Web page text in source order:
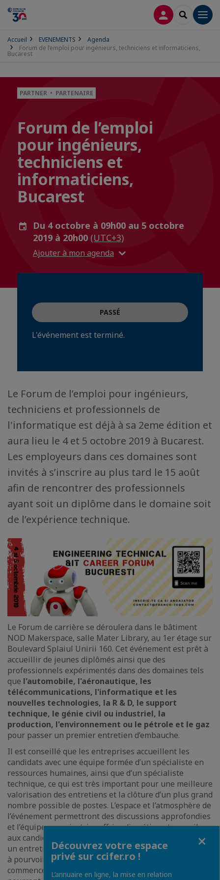
CONNEXION
Accueil EVENEMENTS
Agenda
Forum de l’emploi pour ingénieurs, techniciens et informaticiens,
Bucarest
PARTNER • PARTENAIRE
Forum de l’emploi
pour ingénieurs,
techniciens et
informaticiens,
Bucarest
Du 4 octobre à 09h00 au 5 octobre
2019 à 20h00 (UTC+3)
Ajouter à mon agenda
PASSÉ
L'événement est terminé.
Le Forum de l’emploi pour ingénieurs,
techniciens et professionnels de
l'informatique est déjà à sa 2eme édition et
aura lieu le 4 et 5 octobre 2019 à Bucarest.
Les employeurs dans ces domaines sont
invités à s’inscrire au plus tard le 15 août
afin de rencontrer des professionnels
ayant soit un diplôme dans le domaine soit
de l’expérience technique.
Le Forum de carrière se déroulera dans le bâtiment
NOD Makerspace, salle Mater Library, au 1er étage sur
Boulevard Splaiul Unirii 160. Cet événement est prêt à
accueillir de jeunes diplômés ainsi que des
professionnels expérimentés dans des domaines tels
que l'automobile, l'aéronautique, les
télécommunications, l'informatique et les
nouvelles technologies, la R & D, le support
technique, le génie civil ou industriel, la
production, l'environnement ou le pétrole et le gaz
pour passer un premier entretien d’embauche.
Il est conseillé que les entreprises accueillent les
candidats avec une équipe formée d’un spécialiste en
ressources humaines, ainsi que d’un spécialiste
technique, ce qui est très important pour une meilleure
valorisation des entretiens et la clôture d’un plus grand
nombre possible de postes. L’espace et l’atmosphère de
l’événement permettront des discussions approfondies
et l’équipe organisatrice offrira discrétion et conseils
aux candidats qui s’inscriront à l’avance pour demander
un entretien avec un employeur désigné pour un poste
à pourvoir spécifique. Les inscriptions des candidats
commencent le 1er septembre 2019, date à laquelle ils
Découvrez votre espace
privé sur ccifer.ro !
L’annuaire en ligne, la mise en relation